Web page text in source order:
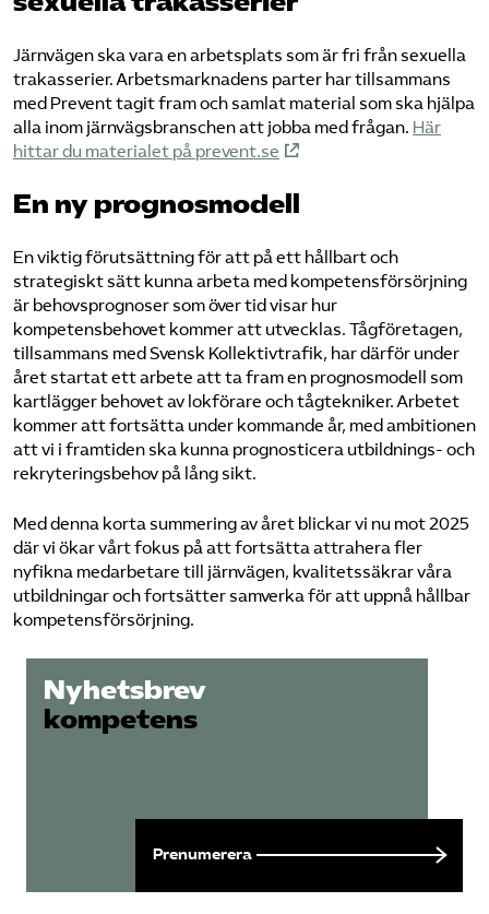
Järnvägen ska vara en arbetsplats som är fri från sexuella
trakasserier. Arbetsmarknadens parter har tillsammans
med Prevent tagit fram och samlat material som ska hjälpa
alla inom järnvägsbranschen att jobba med frågan. Här
hittar du materialet på prevent.se
En ny prognosmodell
En viktig förutsättning för att på ett hållbart och
strategiskt sätt kunna arbeta med kompetensförsörjning
är behovsprognoser som över tid visar hur
kompetensbehovet kommer att utvecklas. Tågföretagen,
tillsammans med Svensk Kollektivtrafik, har därför under
året startat ett arbete att ta fram en prognosmodell som
kartlägger behovet av lokförare och tågtekniker. Arbetet
kommer att fortsätta under kommande år, med ambitionen
att vi i framtiden ska kunna prognosticera utbildnings- och
rekryteringsbehov på lång sikt.
Med denna korta summering av året blickar vi nu mot 2025
där vi ökar vårt fokus på att fortsätta attrahera fler
nyfikna medarbetare till järnvägen, kvalitetssäkrar våra
utbildningar och fortsätter samverka för att uppnå hållbar
kompetensförsörjning.
Nyhetsbrev
kompetens
Prenumerera